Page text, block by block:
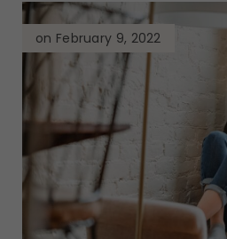
on February 9, 2022